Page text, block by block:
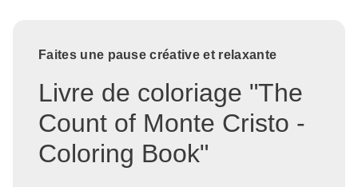
Faites une pause créative et relaxante
Livre de coloriage "The
Count of Monte Cristo -
Coloring Book"